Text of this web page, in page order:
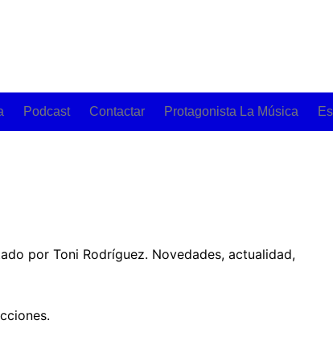
Podcast Contactar Protagonista La Música
por Toni Rodríguez. Novedades, actualidad,